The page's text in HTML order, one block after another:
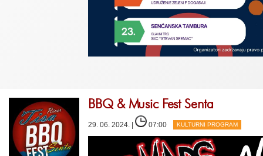
BBQ & Music Fest Senta
29. 06. 2024. | 07:00 KULTURNI PROGRAM